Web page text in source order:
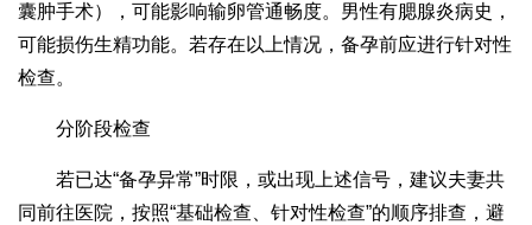
囊肿手术），可能影响输卵管通畅度。男性有腮腺炎病史，
可能损伤生精功能。若存在以上情况，备孕前应进行针对性
检查。
分阶段检查
若已达“备孕异常”时限，或出现上述信号，建议夫妻共
同前往医院，按照“基础检查、针对性检查”的顺序排查，避